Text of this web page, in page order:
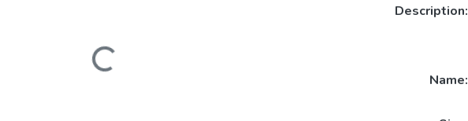
Loading...
Description:
Name: